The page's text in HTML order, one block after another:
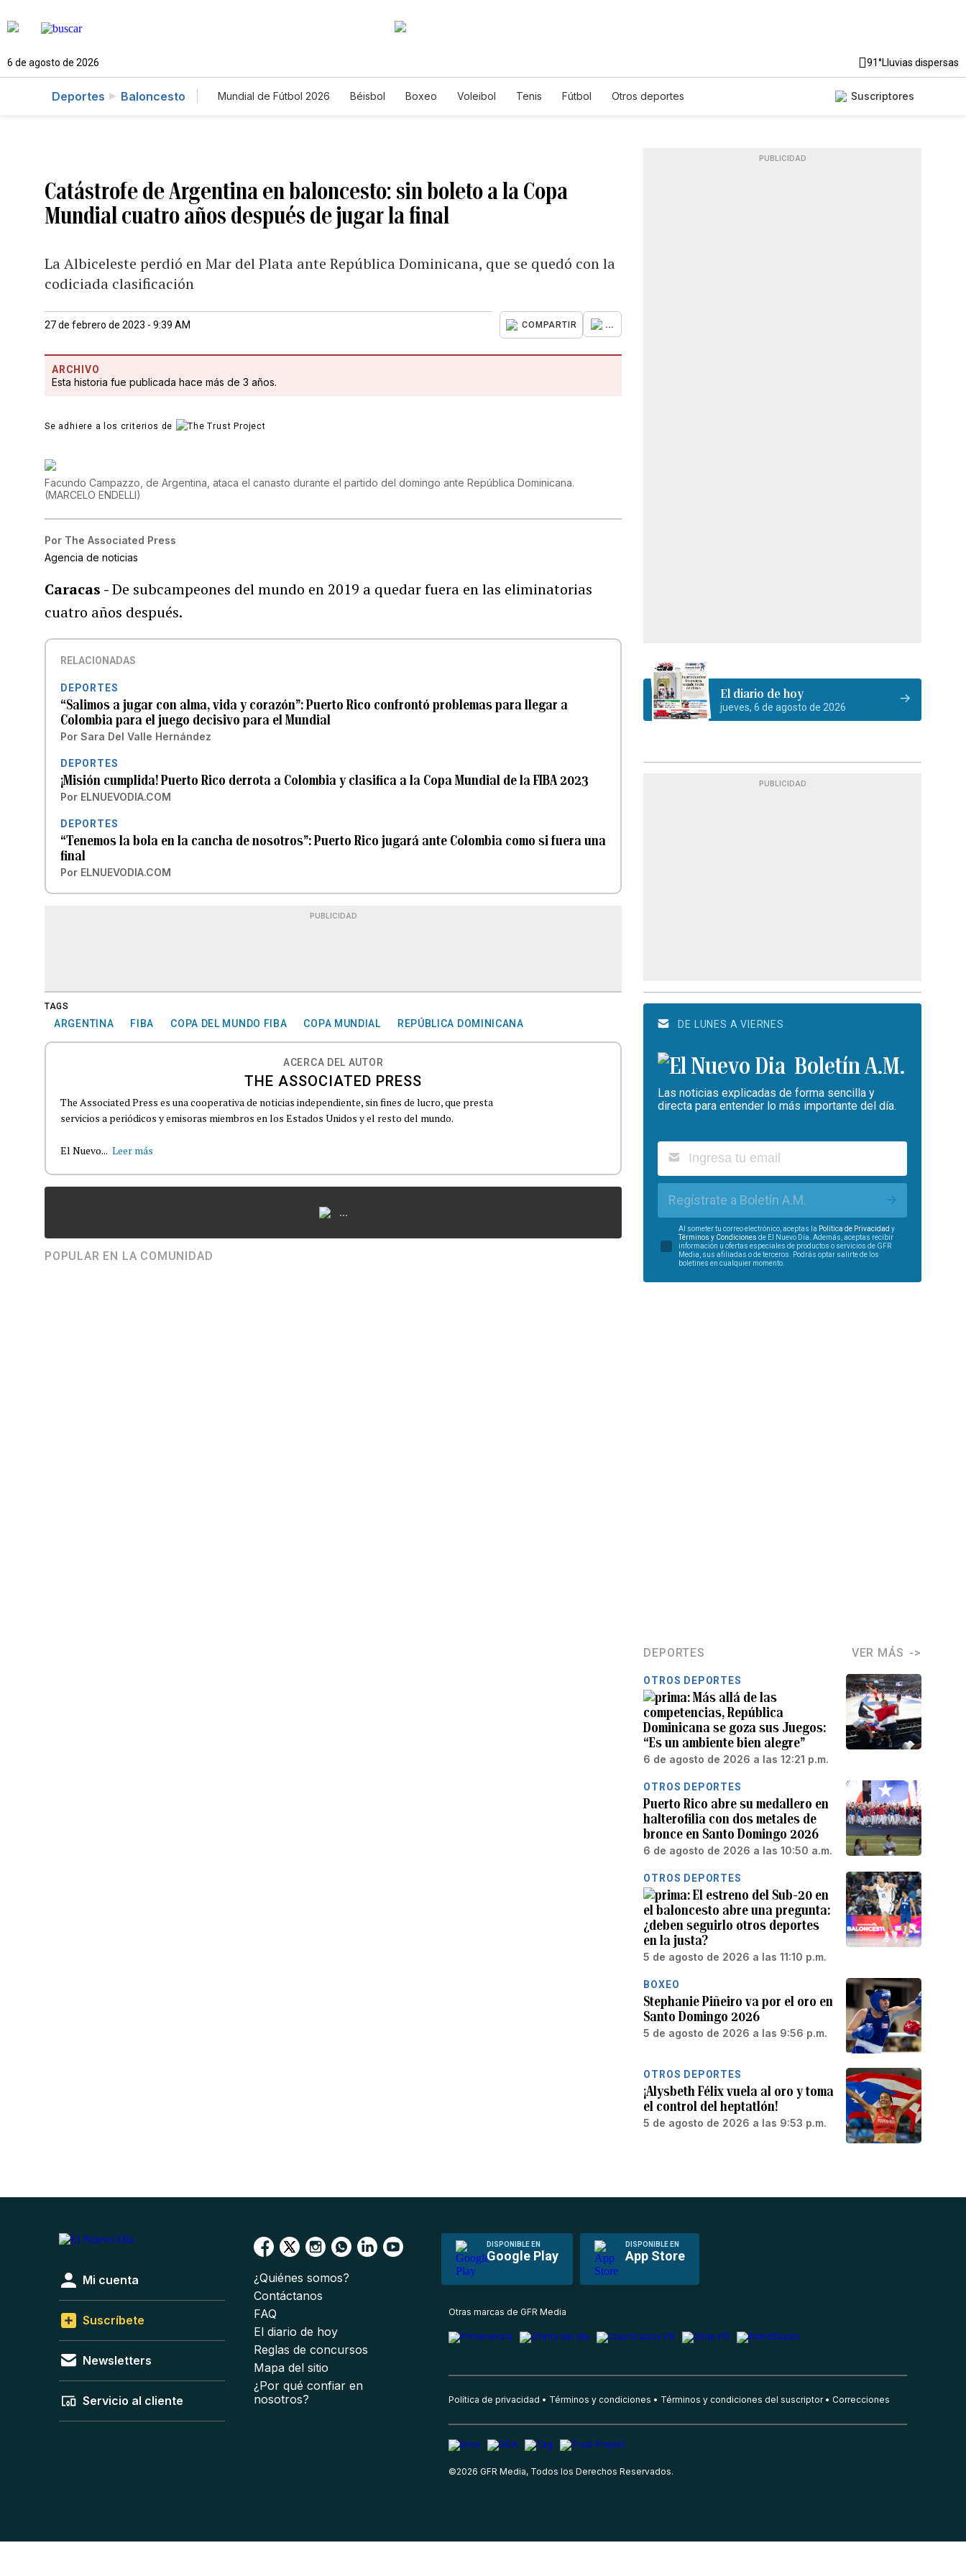
6 de agosto de 2026 91°Lluvias dispersas
Deportes Baloncesto Mundial de Fútbol 2026 Béisbol Boxeo Voleibol Tenis Fútbol Otros deportes Suscriptores
Catástrofe de Argentina en baloncesto: sin boleto a la Copa
Mundial cuatro años después de jugar la final
La Albiceleste perdió en Mar del Plata ante República Dominicana, que se quedó con la
codiciada clasificación
27 de febrero de 2023 - 9:39 AM COMPARTIR ...
ARCHIVO
Esta historia fue publicada hace más de 3 años.
Se adhiere a los criterios de
Facundo Campazzo, de Argentina, ataca el canasto durante el partido del domingo ante República Dominicana.
(MARCELO ENDELLI)
Por The Associated Press
Agencia de noticias
Caracas -De subcampeones del mundo en 2019 a quedar fuera en las eliminatorias
cuatro años después.
RELACIONADAS
DEPORTES
“Salimos a jugar con alma, vida y corazón”: Puerto Rico confrontó problemas para llegar a
Colombia para el juego decisivo para el Mundial
Por Sara Del Valle Hernández
DEPORTES
¡Misión cumplida! Puerto Rico derrota a Colombia y clasifica a la Copa Mundial de la FIBA 2023
Por ELNUEVODIA.COM
DEPORTES
“Tenemos la bola en la cancha de nosotros”: Puerto Rico jugará ante Colombia como si fuera una
final
Por ELNUEVODIA.COM
PUBLICIDAD
TAGS
ARGENTINA FIBA COPA DEL MUNDO FIBA COPA MUNDIAL REPÚBLICA DOMINICANA
ACERCA DEL AUTOR
THE ASSOCIATED PRESS
The Associated Press es una cooperativa de noticias independiente, sin fines de lucro, que presta
servicios a periódicos y emisoras miembros en los Estados Unidos y el resto del mundo.
El Nuevo... Leer más
...
POPULAR EN LA COMUNIDAD
PUBLICIDAD
El diario de hoy
jueves, 6 de agosto de 2026
PUBLICIDAD
DE LUNES A VIERNES
Boletín A.M.
Las noticias explicadas de forma sencilla y
directa para entender lo más importante del día.
Regístrate a Boletín A.M.
Al someter tu correo electrónico, aceptas la Política de Privacidad y
Términos y Condiciones de El Nuevo Día. Además, aceptas recibir
información u ofertas especiales de productos o servicios de GFR
Media, sus afiliadas o de terceros. Podrás optar salirte de los
boletines en cualquier momento.
DEPORTES VER MÁS
OTROS DEPORTES
Más allá de las
competencias, República
Dominicana se goza sus Juegos:
“Es un ambiente bien alegre”
6 de agosto de 2026 a las 12:21 p.m.
OTROS DEPORTES
Puerto Rico abre su medallero en
halterofilia con dos metales de
bronce en Santo Domingo 2026
6 de agosto de 2026 a las 10:50 a.m.
OTROS DEPORTES
El estreno del Sub-20 en
el baloncesto abre una pregunta:
¿deben seguirlo otros deportes
en la justa?
5 de agosto de 2026 a las 11:10 p.m.
BOXEO
Stephanie Piñeiro va por el oro en
Santo Domingo 2026
5 de agosto de 2026 a las 9:56 p.m.
OTROS DEPORTES
¡Alysbeth Félix vuela al oro y toma
el control del heptatlón!
5 de agosto de 2026 a las 9:53 p.m.
DISPONIBLE EN
Google Play
DISPONIBLE EN
App Store
Mi cuenta
Suscríbete
Newsletters
Servicio al cliente
¿Quiénes somos?
Contáctanos
FAQ
El diario de hoy
Reglas de concursos
Mapa del sitio
¿Por qué confiar en
nosotros?
Otras marcas de GFR Media
Política de privacidad Términos y condiciones Términos y condiciones del suscriptor Correcciones
©2026 GFR Media, Todos los Derechos Reservados.